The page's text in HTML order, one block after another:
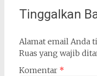
Tinggalkan
Alamat email Anda
Ruas yang wajib
Komentar *